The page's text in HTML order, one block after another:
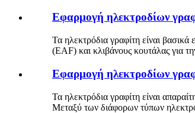
Εφαρμογή ηλεκτροδίων
Τα ηλεκτρόδια γραφίτη είναι
(EAF) και κλιβάνους κουτάλας για
Εφαρμογή ηλεκτροδίων
Τα ηλεκτρόδια γραφίτη είναι
Μεταξύ των διάφορων τύπων